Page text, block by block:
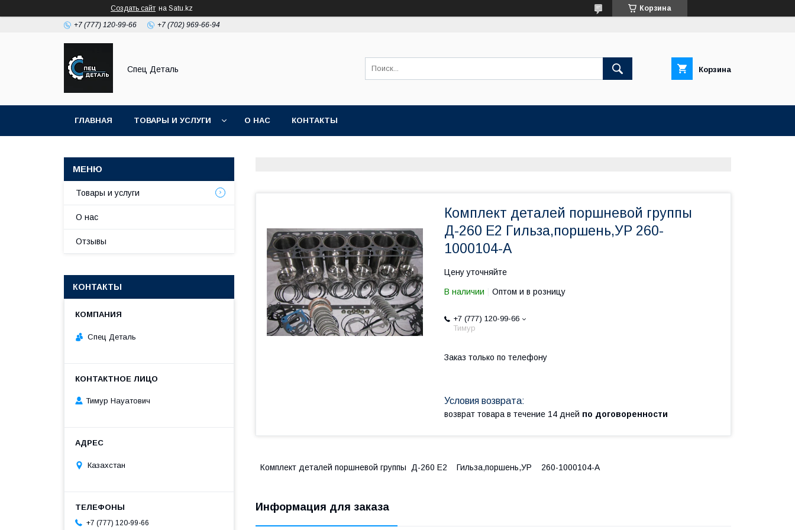
Создать сайт на Satu.kz Корзина
+7 (777) 120-99-66 +7 (702) 969-66-94
Спец Деталь Корзина
ГЛАВНАЯ ТОВАРЫ И УСЛУГИ О НАС КОНТАКТЫ
Комплект деталей поршневой группы
Д-260 Е2 Гильза,поршень,УР 260-
1000104-А
Цену уточняйте
В наличии Оптом и в розницу
+7 (777) 120-99-66
Тимур
Заказ только по телефону
возврат товара в течение 14 дней по договоренности
Комплект деталей поршневой группы Д-260 Е2 Гильза,поршень,УР 260-1000104-А
Информация для заказа
Товары и услуги
О нас
Отзывы
КОНТАКТЫ
Спец Деталь
Тимур Науатович
Казахстан
+7 (777) 120-99-66